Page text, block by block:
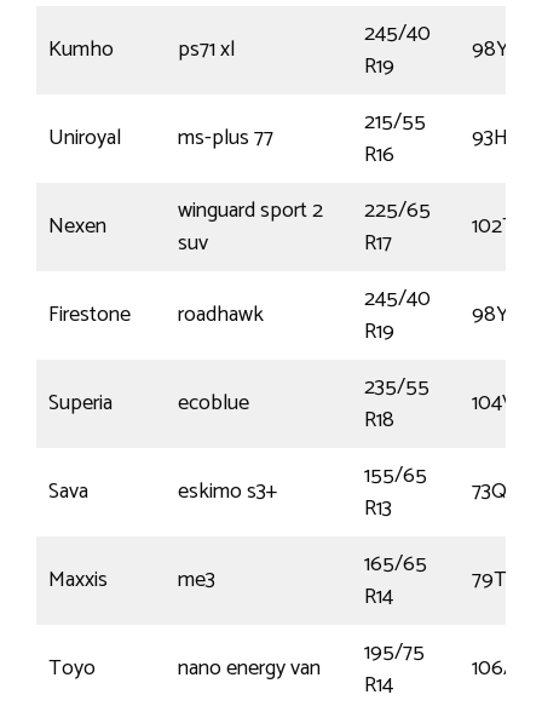
Kumho ps71 xl
245/40
R19
98Y
Uniroyal ms-plus 77
215/55
R16
93H
Nexen
winguard sport 2
suv
225/65
R17
102T
Firestone roadhawk
245/40
R19
98Y
Superia ecoblue
235/55
R18
104V
Sava eskimo s3+
155/65
R13
73Q
Maxxis me3
165/65
R14
79T
Toyo nano energy van
195/75
R14
106/